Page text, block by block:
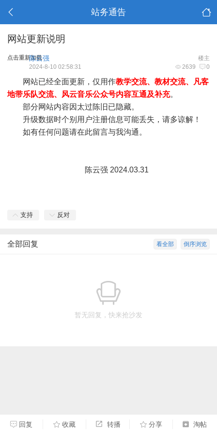
站务通告
网站更新说明
点击重新加载 楼主
陈云强
2639 0
2024-8-10 02:58:31
网站已经全面更新，仅用作教学交流、教材交流、凡客
地带乐队交流、风云音乐公众号内容互通及补充。
部分网站内容因太过陈旧已隐藏。
升级数据时个别用户注册信息可能丢失，请多谅解！
如有任何问题请在此留言与我沟通。
陈云强 2024.03.31
支持 反对
倒序浏览
看全部
全部回复
暂无回复，快来抢沙发
回复 收藏 转播 分享 淘帖